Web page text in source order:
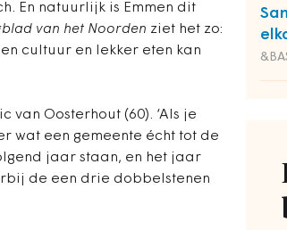
En natuurlijk is Emmen dit
van het Noorden ziet het zo:
cultuur en lekker eten kan
van Oosterhout (60). ‘Als je
wat een gemeente écht tot de
jaar staan, en het jaar
de een drie dobbelstenen